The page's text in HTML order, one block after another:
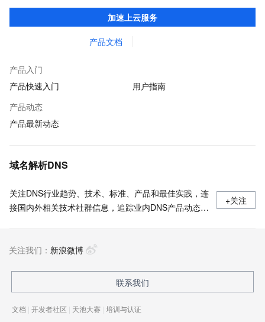
传输，解决客户不同站点的连接、组网、数据安全传输、业务质量
加速上云服务
产品文档
产品入门
产品快速入门
用户指南
产品动态
产品最新动态
域名解析DNS
关注DNS行业趋势、技术、标准、产品和最佳实践，连
接国内外相关技术社群信息，追踪业内DNS产品动态，
+关注
关注我们： 新浪微博
联系我们
文档 | 开发者社区 | 天池大赛 | 培训与认证